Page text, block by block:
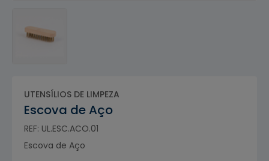
UTENSÍLIOS DE LIMPEZA
Escova de Aço
REF: UL.ESC.ACO.01
Escova de Aço